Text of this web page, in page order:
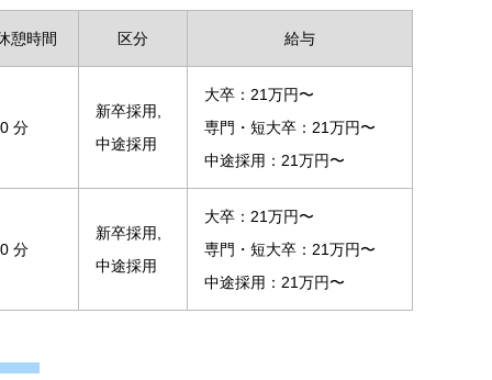
憩時間 区分 給与
分
新卒採用,
中途採用
大卒：21万円〜
専門・短大卒：21万円〜
中途採用：21万円〜
分
新卒採用,
中途採用
大卒：21万円〜
専門・短大卒：21万円〜
中途採用：21万円〜